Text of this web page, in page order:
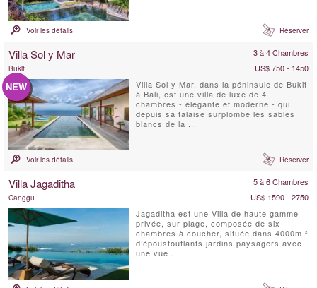
Voir les détails Réserver
Villa Sol y Mar 3 à 4 Chambres
Bukit US$ 750 - 1450
NEW
Villa Sol y Mar, dans la péninsule de Bukit
à Bali, est une villa de luxe de 4
chambres - élégante et moderne - qui
depuis sa falaise surplombe les sables
blancs de la ...
Voir les détails Réserver
Villa Jagaditha 5 à 6 Chambres
Canggu
US$ 1590 - 2750
Jagaditha est une Villa de haute gamme
privée, sur plage, composée de six
chambres à coucher, située dans 4000m ²
d’époustouflants jardins paysagers avec
une vue ...